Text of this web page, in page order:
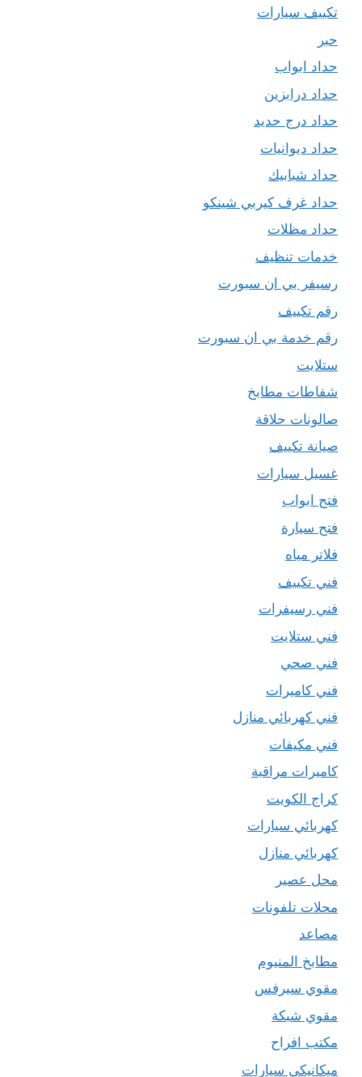
تكييف سيارات
حبر
حداد ابواب
حداد درابزين
حداد درج حديد
حداد ديوانيات
حداد شبابيك
حداد غرف كيربي شينكو
حداد مظلات
خدمات تنظيف
رسيفر بي ان سبورت
رقم تكييف
رقم خدمة بي ان سبورت
ستلايت
شفاطات مطابخ
صالونات حلاقة
صيانة تكييف
غسيل سيارات
فتح ابواب
فتح سيارة
فلاتر مياه
فني تكييف
فني رسيفرات
فني ستلايت
فني صحي
فني كاميرات
فني كهربائي منازل
فني مكيفات
كاميرات مراقبة
كراج الكويت
كهربائي سيارات
كهربائي منازل
محل عصير
محلات تلفونات
مصاعد
مطابخ المنيوم
مقوي سيرفس
مقوي شبكة
مكتب افراح
ميكانيكي سيارات